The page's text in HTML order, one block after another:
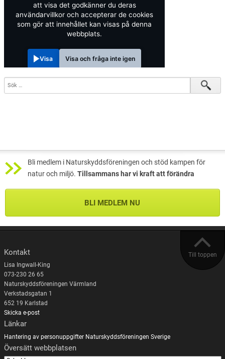
att visa det godkänner du deras
användarvillkor och accepterar de cookies
som gör att innehållet kan visas på denna
webbplats.
Visa Visa och fråga inte igen
Bli medlem i Naturskyddsföreningen och stöd kampen för
natur och miljö. Tillsammans har vi kraft att förändra
BLI MEDLEM NU
Till toppen
Kontakt
Lisa Ingwall-King
073-230 26 65
Naturskyddsföreningen Värmland
Verkstadsgatan 1
652 19 Karlstad
Skicka e-post
Länkar
Hantering av personuppgifter Naturskyddsföreningen Sverige
Översätt webbplatsen